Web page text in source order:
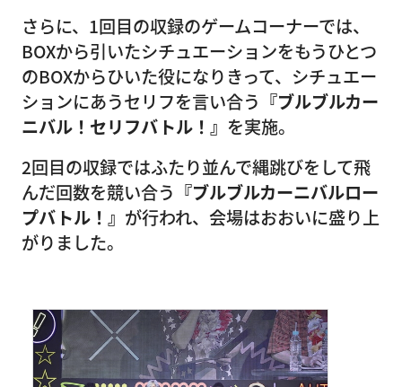
さらに、1回目の収録のゲームコーナーでは、
BOXから引いたシチュエーションをもうひとつ
のBOXからひいた役になりきって、シチュエー
ションにあうセリフを言い合う 『ブルブルカー
ニバル！セリフバトル！』 を実施。
2回目の収録ではふたり並んで縄跳びをして飛
んだ回数を競い合う 『ブルブルカーニバルロー
プバトル！』 が行われ、会場はおおいに盛り上
がりました。